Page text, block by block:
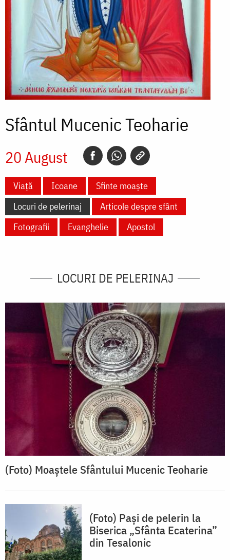
Sfântul Mucenic Teoharie
20 August
Viață Icoane
Sfinte moaște
Locuri de pelerinaj
Articole despre sfânt
Fotografii
Evanghelie Apostol
LOCURI DE PELERINAJ
(Foto) Moaștele Sfântului Mucenic Teoharie
(Foto) Pași de pelerin la
Biserica „Sfânta Ecaterina”
din Tesalonic